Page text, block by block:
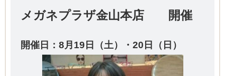
メガネプラザ金山本店 開催
開催日：8月19日（土）・20日（日）